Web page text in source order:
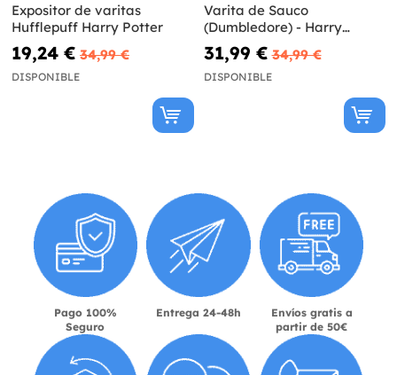
Expositor de varitas
Hufflepuff Harry Potter
19,24 € 34,99 €
DISPONIBLE
Varita de Sauco
(Dumbledore) - Harry
Potter
31,99 € 34,99 €
DISPONIBLE
Pago 100%
Seguro
Entrega 24-48h
Envíos gratis a
partir de 50€